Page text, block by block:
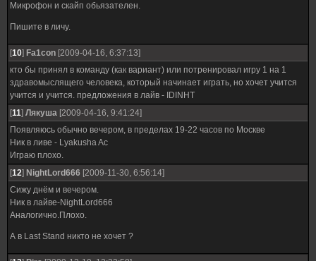
Микрофон и скайп обьязателен.
Пишите в личу.
[10] Fa1con [2009-04-16, 6:37:13]
кто бы принял в команду (как вариант) или потренировал игру 1 на 1
здравомыслящего человека, который начинает играть, но хочет учится
учится и учится. предложения в лайв - IDINHT
[11] Лякуша [2009-04-16, 9:41:24]
Появляюсь обычно вечером, в пределах 19-22 часов по Москве
Ник в ливе - Lyakusha Ac
Играю плохо.
[12] NightLord666 [2009-11-30, 6:56:14]
Сижу днём и вечером.
Ник в лайве-NightLord666
Аналогично.Плохо.
А в Last Stand никто не хочет ?